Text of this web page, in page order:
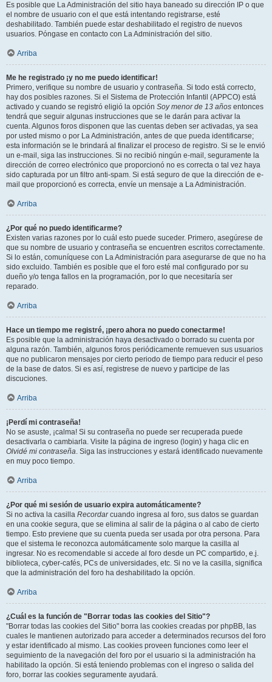
Es posible que La Administración del sitio haya baneado su dirección IP o que
el nombre de usuario con el que está intentando registrarse, esté
deshabilitado. También puede estar deshabilitado el registro de nuevos
usuarios. Póngase en contacto con La Administración del sitio.
Arriba
Me he registrado ¡y no me puedo identificar!
Primero, verifique su nombre de usuario y contraseña. Si todo está correcto,
hay dos posibles razones. Si el Sistema de Protección Infantil (APPCO) está
activado y cuando se registró eligió la opción Soy menor de 13 años entonces
tendrá que seguir algunas instrucciones que se le darán para activar la
cuenta. Algunos foros disponen que las cuentas deben ser activadas, ya sea
por usted mismo o por La Administración, antes de que pueda identificarse;
esta información se le brindará al finalizar el proceso de registro. Si se le envió
un e-mail, siga las instrucciones. Si no recibió ningún e-mail, seguramente la
dirección de correo electrónico que proporcionó no es correcta o tal vez haya
sido capturada por un filtro anti-spam. Si está seguro de que la dirección de e-
mail que proporcionó es correcta, envíe un mensaje a La Administración.
Arriba
¿Por qué no puedo identificarme?
Existen varias razones por lo cuál esto puede suceder. Primero, asegúrese de
que su nombre de usuario y contraseña se encuentren escritos correctamente.
Si lo están, comuníquese con La Administración para asegurarse de que no ha
sido excluido. También es posible que el foro esté mal configurado por su
dueño y/o tenga fallos en la programación, por lo que necesitaría ser
reparado.
Arriba
Hace un tiempo me registré, ¡pero ahora no puedo conectarme!
Es posible que la administración haya desactivado o borrado su cuenta por
alguna razón. También, algunos foros periódicamente remueven sus usuarios
que no publicaron mensajes por cierto periodo de tiempo para reducir el peso
de la base de datos. Si es así, registrese de nuevo y participe de las
discuciones.
Arriba
¡Perdí mi contraseña!
No se asuste, ¡calma! Si su contraseña no puede ser recuperada puede
desactivarla o cambiarla. Visite la página de ingreso (login) y haga clic en
Olvidé mi contraseña. Siga las instrucciones y estará identificado nuevamente
en muy poco tiempo.
Arriba
¿Por qué mi sesión de usuario expira automáticamente?
Si no activa la casilla Recordarcuando ingresa al foro, sus datos se guardan
en una cookie segura, que se elimina al salir de la página o al cabo de cierto
tiempo. Esto previene que su cuenta pueda ser usada por otra persona. Para
que el sistema le reconozca automáticamente solo marque la casilla al
ingresar. No es recomendable si accede al foro desde un PC compartido, e.j.
biblioteca, cyber-cafés, PCs de universidades, etc. Si no ve la casilla, significa
que la administración del foro ha deshabilitado la opción.
Arriba
¿Cuál es la función de "Borrar todas las cookies del Sitio"?
"Borrar todas las cookies del Sitio" borra las cookies creadas por phpBB, las
cuales le mantienen autorizado para acceder a determinados recursos del foro
y estar identificado al mismo. Las cookies proveen funciones como leer el
seguimiento de la navegación del foro por el usuario si la administración ha
habilitado la opción. Si está teniendo problemas con el ingreso o salida del
foro, borrar las cookies seguramente ayudará.